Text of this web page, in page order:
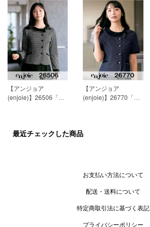
ス」[春夏用]15,593円
(税込)
19,718円(税込)
【アンジョア
(enjoie)】26506「長
【アンジョア
(enjoie)】26770「半
最近チェックした商品
お支払い方法について
配送・送料について
特定商取引法に基づく表記
プライバシーポリシー